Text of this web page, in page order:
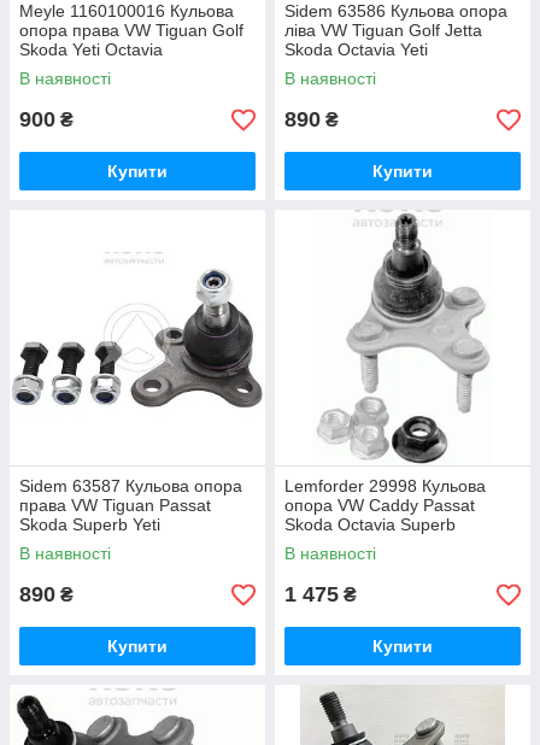
Meyle 1160100016 Кульова
опора права VW Tiguan Golf
Skoda Yeti Octavia
В наявності
900 ₴
Купити
Sidem 63586 Кульова опора
ліва VW Tiguan Golf Jetta
Skoda Octavia Yeti
В наявності
890 ₴
Купити
Sidem 63587 Кульова опора
права VW Tiguan Passat
Skoda Superb Yeti
В наявності
890 ₴
Купити
Lemforder 29998 Кульова
опора VW Caddy Passat
Skoda Octavia Superb
В наявності
1 475 ₴
Купити